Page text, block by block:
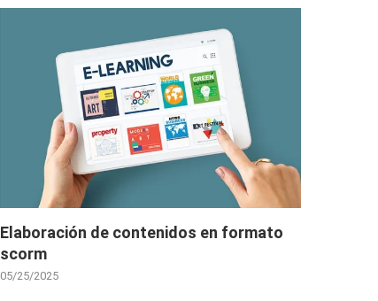
Elaboración de contenidos en formato
scorm
05/25/2025